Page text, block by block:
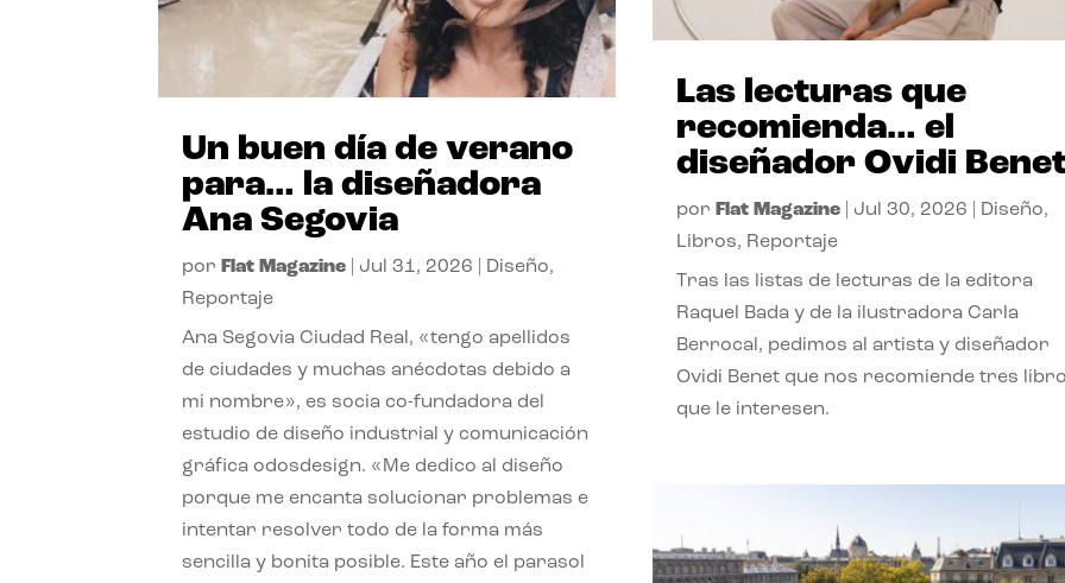
Un buen día de verano
para… la diseñadora
Ana Segovia
por Flat Magazine Jul 31, 2026 Diseño,
Reportaje
Ana Segovia Ciudad Real, «tengo apellidos
de ciudades y muchas anécdotas debido a
mi nombre», es socia co-fundadora del
estudio de diseño industrial y comunicación
gráfica odosdesign. «Me dedico al diseño
porque me encanta solucionar problemas e
intentar resolver todo de la forma más
sencilla y bonita posible. Este año el parasol
Las lecturas que
recomienda… el
diseñador Ovidi
por Flat Magazine| Jul 30, 2026 Diseño,
Libros, Reportaje
Tras las listas de lecturas de la editora
Raquel Bada y de la ilustradora Carla
Berrocal, pedimos al artista y diseñador
Ovidi Benet que nos recomiende tres
que le interesen.